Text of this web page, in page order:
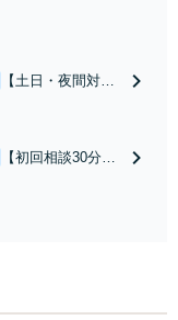
【土日・夜間対応
れたら、サインす
【初回相談30分無
お店の風評被害対